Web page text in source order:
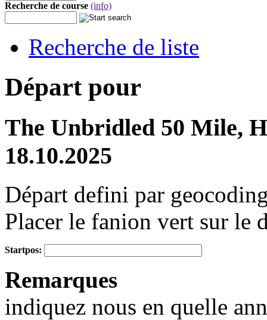
Recherche de course (info)
Recherche de liste
Départ pour
The Unbridled 50 Mile,
18.10.2025
Départ defini par
Placer le fanion vert sur le
−
Startpos:
Remarques
indiquez nous en quelle